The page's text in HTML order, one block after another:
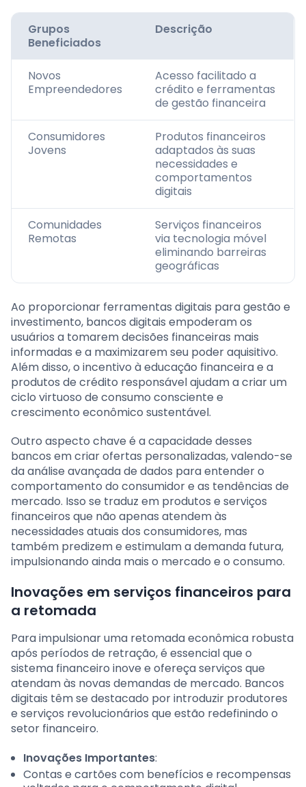
Grupos
Beneficiados
Descrição
Novos
Empreendedores
Acesso facilitado a
crédito e ferramentas
de gestão financeira
Consumidores
Jovens
Produtos financeiros
adaptados às suas
necessidades e
comportamentos
digitais
Comunidades
Remotas
Serviços financeiros
via tecnologia móvel
eliminando barreiras
geográficas
Ao proporcionar ferramentas digitais para gestão e
investimento, bancos digitais empoderam os
usuários a tomarem decisões financeiras mais
informadas e a maximizarem seu poder aquisitivo.
Além disso, o incentivo à educação financeira e a
produtos de crédito responsável ajudam a criar um
ciclo virtuoso de consumo consciente e
crescimento econômico sustentável.
Outro aspecto chave é a capacidade desses
bancos em criar ofertas personalizadas, valendo-se
da análise avançada de dados para entender o
comportamento do consumidor e as tendências de
mercado. Isso se traduz em produtos e serviços
financeiros que não apenas atendem às
necessidades atuais dos consumidores, mas
também predizem e estimulam a demanda futura,
impulsionando ainda mais o mercado e o consumo.
Inovações em serviços financeiros para
a retomada
Para impulsionar uma retomada econômica robusta
após períodos de retração, é essencial que o
sistema financeiro inove e ofereça serviços que
atendam às novas demandas de mercado. Bancos
digitais têm se destacado por introduzir produtores
e serviços revolucionários que estão redefinindo o
setor financeiro.
Inovações Importantes:
Contas e cartões com benefícios e recompensas